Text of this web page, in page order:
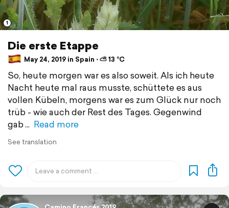
1
Die erste Etappe
May 24, 2019 in Spain ⋅ ⛅ 13 °C
So, heute morgen war es also soweit. Als ich heute
Nacht heute mal raus musste, schüttete es aus
vollen Kübeln, morgens war es zum Glück nur noch
trüb - wie auch der Rest des Tages. Gegenwind
gab
Read more
See translation